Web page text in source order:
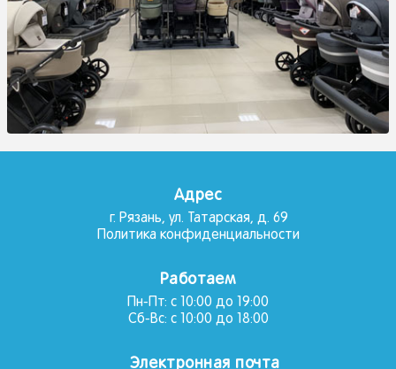
Адрес
г. Рязань, ул. Татарская, д. 69
Политика конфиденциальности
Работаем
Пн-Пт: с 10:00 до 19:00
Сб-Вс: с 10:00 до 18:00
Электронная почта